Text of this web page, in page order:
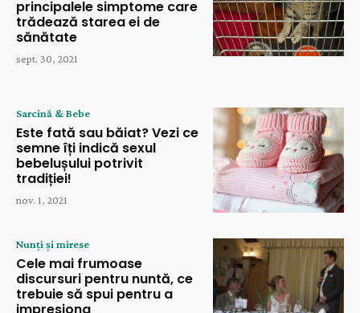
principalele simptome care
trădează starea ei de
sănătate
sept. 30, 2021
Sarcină & Bebe
Este fată sau băiat? Vezi ce
semne îți indică sexul
bebelușului potrivit
tradiției!
nov. 1, 2021
Nunți și mirese
Cele mai frumoase
discursuri pentru nuntă, ce
trebuie să spui pentru a